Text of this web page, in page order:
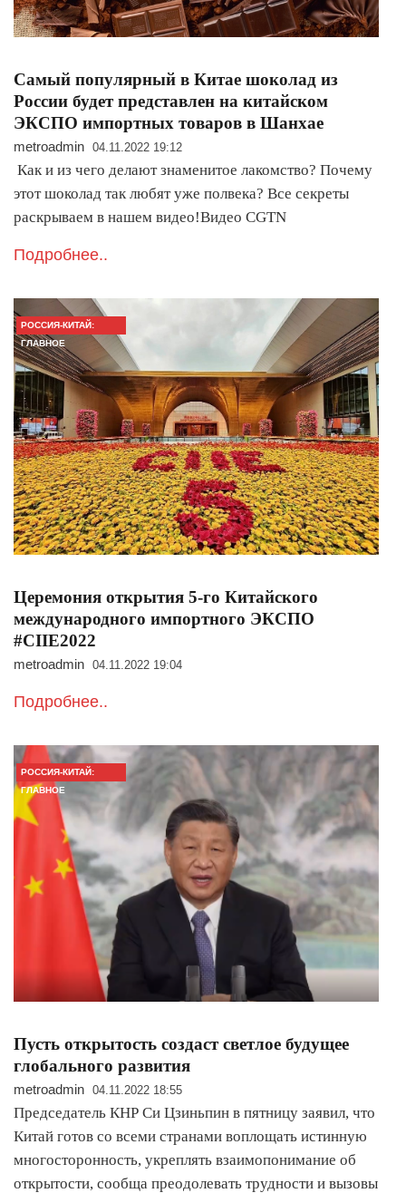
Самый популярный в Китае шоколад из
России будет представлен на китайском
ЭКСПО импортных товаров в Шанхае
metroadmin 04.11.2022 19:12
Как и из чего делают знаменитое лакомство? Почему
этот шоколад так любят уже полвека? Все секреты
раскрываем в нашем видео!Видео CGTN
Подробнее..
РОССИЯ-КИТАЙ:
ГЛАВНОЕ
Церемония открытия 5-го Китайского
международного импортного ЭКСПО
#CIIE2022
metroadmin 04.11.2022 19:04
Подробнее..
РОССИЯ-КИТАЙ:
ГЛАВНОЕ
Пусть открытость создаст светлое будущее
глобального развития
metroadmin 04.11.2022 18:55
Председатель КНР Си Цзиньпин в пятницу заявил, что
Китай готов со всеми странами воплощать истинную
многосторонность, укреплять взаимопонимание об
открытости, сообща преодолевать трудности и вызовы